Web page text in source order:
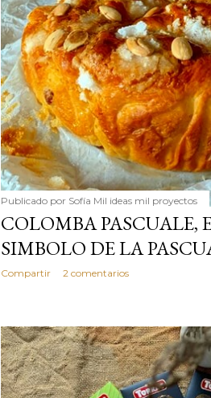
Publicado por Sofía Mil ideas mil proyectos
COLOMBA PASCUALE,
SIMBOLO DE LA
Compartir 2 comentarios